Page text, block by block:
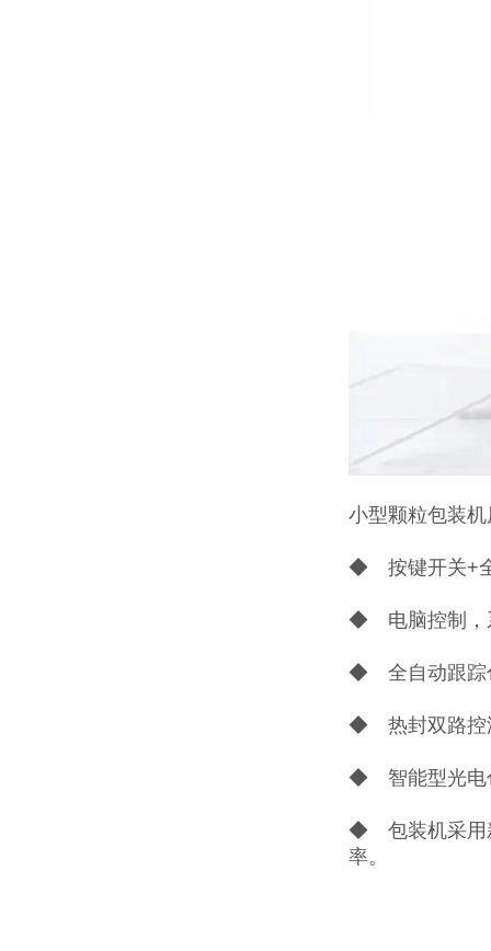
小型颗粒包装
◆ 按键开关+全
◆ 电脑控制，
◆ 全自动跟踪
◆ 热封双路控
◆ 智能型光电
◆ 包装机采用
率。